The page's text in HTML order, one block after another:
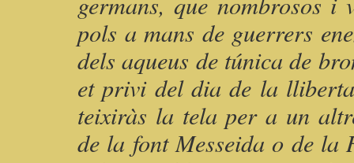
pols a mans de guerrers
dels aqueus de túnica de
et privi del dia de la
teixiràs la tela per a un
de la font Messeida o de la